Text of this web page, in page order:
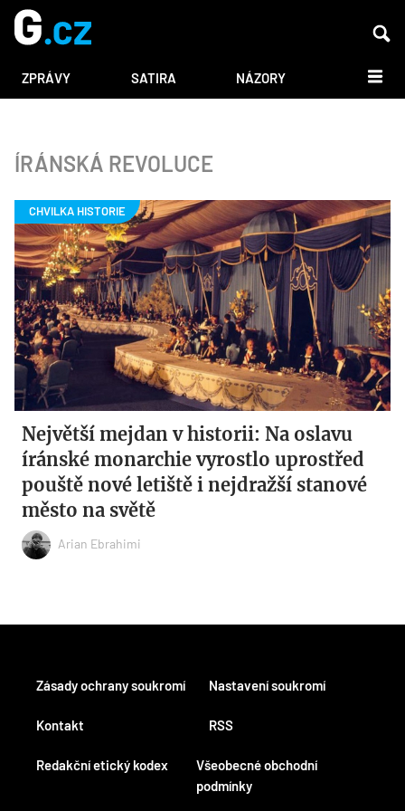
ZPRÁVY SATIRA NÁZORY DALŠÍ
ÍRÁNSKÁ REVOLUCE
Největší mejdan v historii: Na oslavu
íránské monarchie vyrostlo uprostřed
pouště nové letiště i nejdražší stanové
město na světě
Arian Ebrahimi
Kontakt
Redakční etický kodex
RSS
Všeobecné obchodní
podmínky
Zásady ochrany soukromí Nastavení soukromí